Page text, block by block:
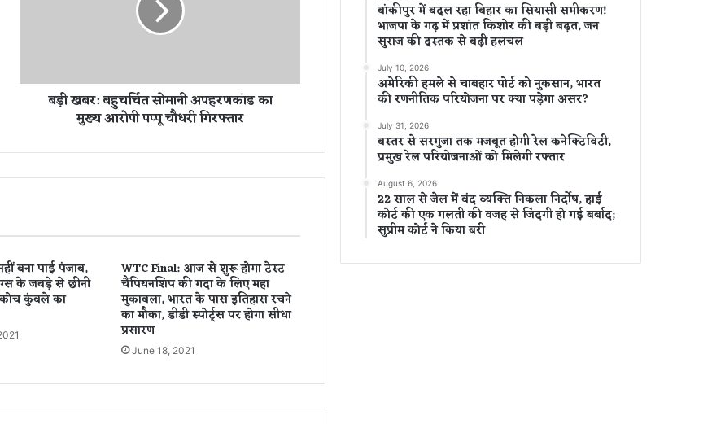
च
मा
र
कां
ड
का
प
बड़ी खबर: बहुचर्चित सोमानी अपहरणकांड का
मुख्य आरोपी पप्पू चौधरी गिरफ्तार
बना पाई पंजाब,
के जबड़े से छीनी
कुंबले का
WTC Final: आज से शुरू होगा टेस्ट
चैंपियनशिप की गदा के लिए महा
मुकाबला, भारत के पास इतिहास रचने
का मौका, डीडी स्पोर्ट्स पर होगा सीधा
प्रसारण
June 18, 2021
बांकीपुर में बदल रहा बिहार का सियासी समीकरण!
भाजपा के गढ़ में प्रशांत किशोर की बड़ी बढ़त, जन
सुराज की दस्तक से बढ़ी हलचल
July 10, 2026
अमेरिकी हमले से चाबहार पोर्ट को नुकसान, भारत
की रणनीतिक परियोजना पर क्या पड़ेगा असर?
July 31, 2026
बस्तर से सरगुजा तक मजबूत होगी रेल कनेक्टिविटी,
प्रमुख रेल परियोजनाओं को मिलेगी रफ्तार
August 6, 2026
22 साल से जेल में बंद व्यक्ति निकला निर्दोष, हाई
कोर्ट की एक गलती की वजह से जिंदगी हो गई बर्बाद;
सुप्रीम कोर्ट ने किया बरी